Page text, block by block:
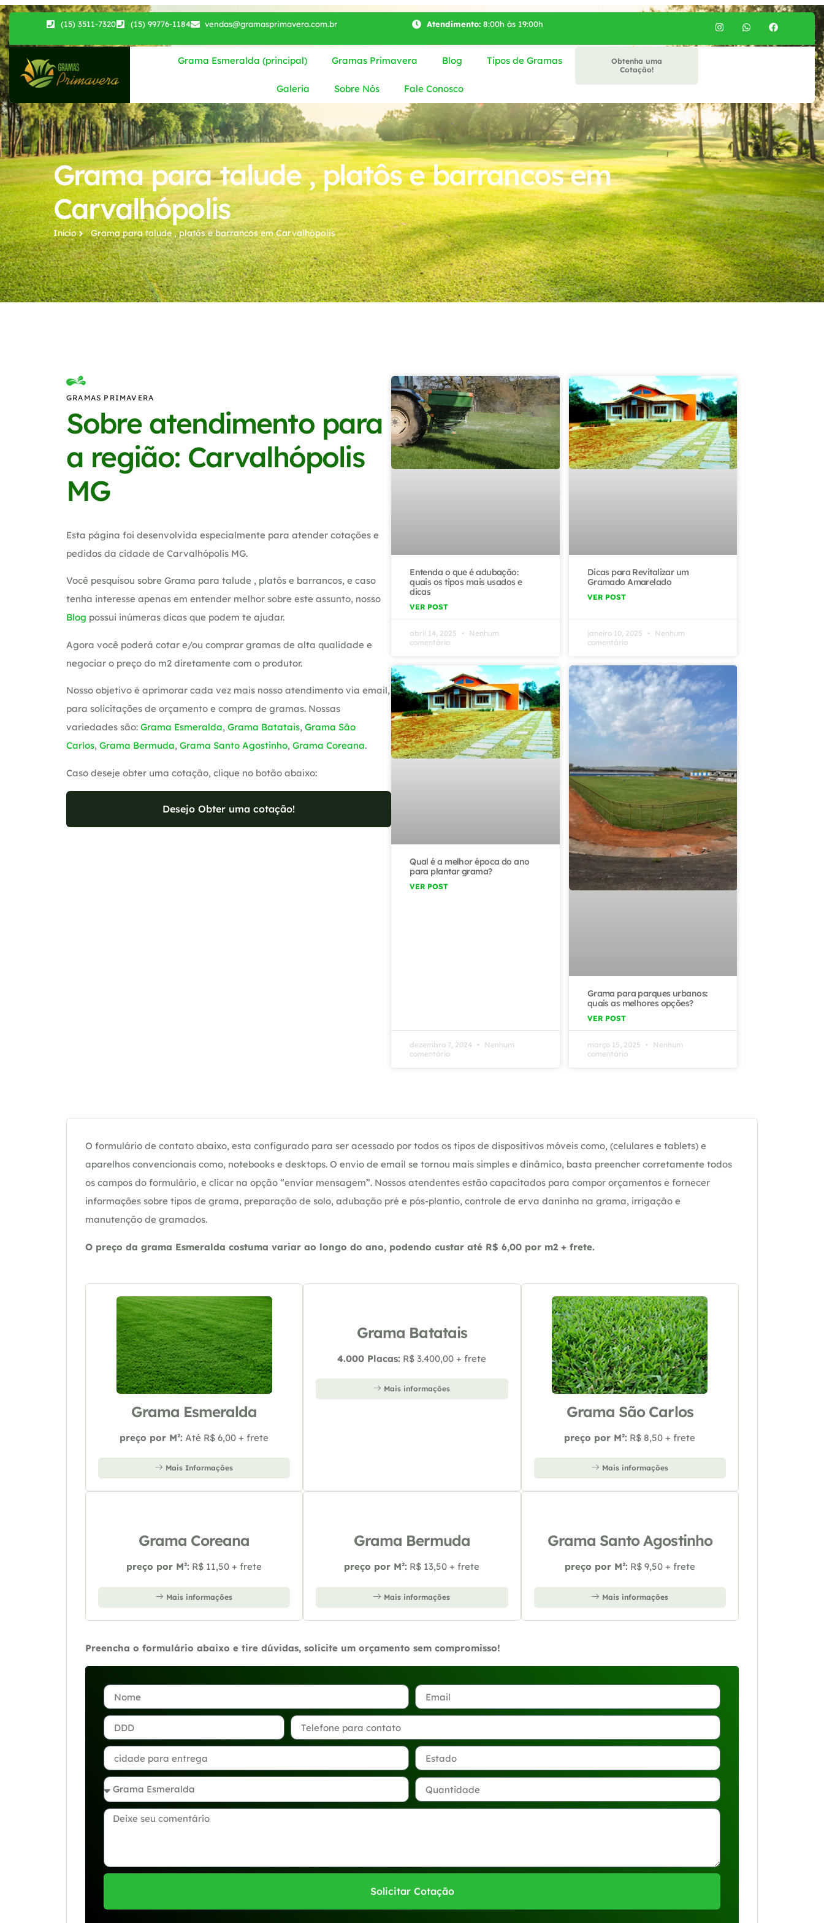
(15) 3511-7320 (15) 99776-1184 vendas@gramasprimavera.com.br Atendimento:8:00h às 19:00h
Grama Esmeralda (principal) Gramas Primavera Blog Tipos de Gramas
Galeria Sobre Nós Fale Conosco
Obtenha uma
Cotação!
Grama para talude , platôs e barrancos em
Carvalhópolis
Início Grama para talude , platôs e barrancos​ em Carvalhópolis
GRAMAS PRIMAVERA
Sobre atendimento para
a região: Carvalhópolis
MG
Esta página foi desenvolvida especialmente para atender cotações e
pedidos da cidade de Carvalhópolis MG.
Você pesquisou sobre Grama para talude , platôs e barrancos, e caso
tenha interesse apenas em entender melhor sobre este assunto, nosso
Blog possui inúmeras dicas que podem te ajudar.
Agora você poderá cotar e/ou comprar gramas de alta qualidade e
negociar o preço do m2 diretamente com o produtor.
Nosso objetivo é aprimorar cada vez mais nosso atendimento via email,
para solicitações de orçamento e compra de gramas. Nossas
variedades são: Grama Esmeralda, Grama Batatais, Grama São
Carlos, Grama Bermuda, Grama Santo Agostinho, Grama Coreana.
Caso deseje obter uma cotação, clique no botão abaixo:
Desejo Obter uma cotação!
Entenda o que é adubação:
quais os tipos mais usados e
dicas
VER POST
abril 14, 2025
Nenhum
comentário
Dicas para Revitalizar um
Gramado Amarelado
VER POST
janeiro 10, 2025
Nenhum
comentário
Qual é a melhor época do ano
para plantar grama?
VER POST
dezembro 7, 2024
Nenhum
comentário
Grama para parques urbanos:
quais as melhores opções?
VER POST
março 15, 2025
Nenhum
comentário
O formulário de contato abaixo, esta configurado para ser acessado por todos os tipos de dispositivos móveis como, (celulares e tablets) e
aparelhos convencionais como, notebooks e desktops. O envio de email se tornou mais simples e dinâmico, basta preencher corretamente todos
os campos do formulário, e clicar na opção “enviar mensagem”. Nossos atendentes estão capacitados para compor orçamentos e fornecer
informações sobre tipos de grama, preparação de solo, adubação pré e pós-plantio, controle de erva daninha na grama, irrigação e
manutenção de gramados.
O preço da grama Esmeralda costuma variar ao longo do ano, podendo custar até R$ 6,00 por m2 + frete.
Grama Esmeralda
preço por M²: Até R$ 6,00 + frete
Mais Informações
Grama Batatais
4.000 Placas: R$ 3.400,00 + frete
Mais informações
Grama São Carlos
preço por M²: R$ 8,50 + frete
Mais informações
Grama Coreana
preço por M²: R$ 11,50 + frete
Mais informações
Grama Bermuda
preço por M²: R$ 13,50 + frete
Mais informações
Grama Santo Agostinho
preço por M²: R$ 9,50 + frete
Mais informações
Preencha o formulário abaixo e tire dúvidas, solicite um orçamento sem compromisso!
Solicitar Cotação